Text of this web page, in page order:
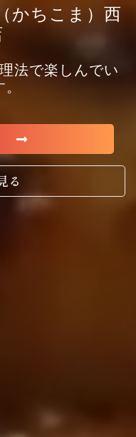
かちこま）西
法で楽しんでい
る